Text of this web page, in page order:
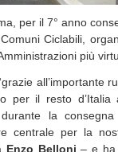
per il 7° anno
Ciclabili,
più
all’importante
per il resto
la
centrale per la
Enzo Belloni – e ha